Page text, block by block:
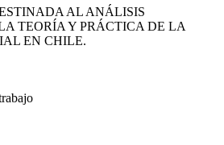
AL ANÁLISIS
TEORÍA Y PRÁCTICA DE LA
EN CHILE.